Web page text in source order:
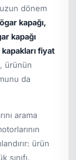
dönem
kapağı,
kapağı
fiyat
ürünün
da
arama
ürün
sınıfı,